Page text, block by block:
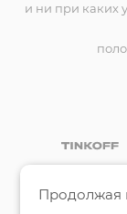
и ни при каких
Продолжая